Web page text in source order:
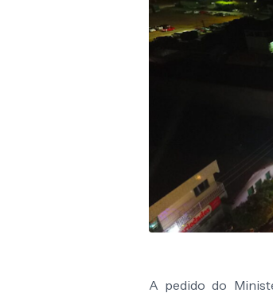
A pedido do